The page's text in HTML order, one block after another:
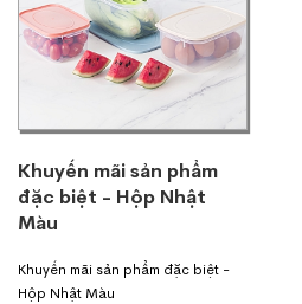
Khuyến mãi sản phẩm
đặc biệt - Hộp Nhật
Màu
Khuyến mãi sản phẩm đặc biệt -
Hộp Nhật Màu